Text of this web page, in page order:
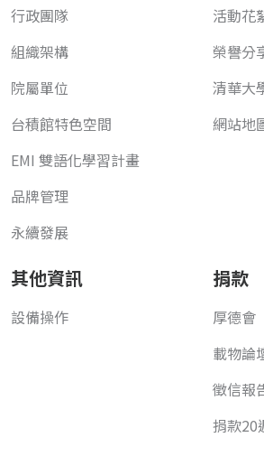
行政團隊
組織架構
院屬單位
台積館特色空間
EMI 雙語化學習計畫
品牌管理
永續發展
活動花
榮譽分
清華大
網站地
其他資訊
設備操作
捐款
厚德會
載物論
徵信報
捐款20